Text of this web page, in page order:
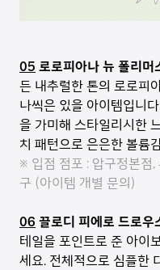
05 로로피아나 뉴 폴리머
든 내추럴한 톤의 로로피
나씩은 있을 아이템입니
을 가미해 스타일리시한
치 패턴으로 은은한 볼륨
※ 입점 점포 : 압구정본점,
구 (아이템 개별 문의)
06 끌로디 피에로 드로우
테일을 포인트로 준 아이
세요. 전체적으로 심플한